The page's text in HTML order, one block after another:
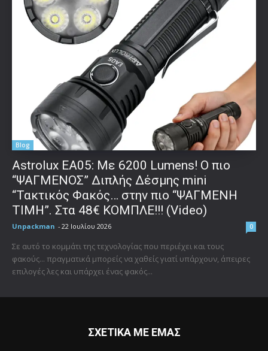
Blog
Astrolux ΕΑ05: Με 6200 Lumens! Ο πιο
“ΨΑΓΜΕΝΟΣ” Διπλής Δέσμης mini
“Τακτικός Φακός… στην πιο “ΨΑΓΜΕΝΗ
ΤΙΜΗ”. Στα 48€ ΚΟΜΠΛΕ!!! (Video)
Unpackman - 22 Ιουλίου 2026 0
Σε αυτό το κομμάτι της τεχνολογίας που περιέχει και τους
φακούς... πραγματικά μπορείς να χαθείς γιατί υπάρχουν, άπειρες
επιλογές λες και υπάρχει ένας φακός...
ΣΧΕΤΙΚΑ ΜΕ ΕΜΑΣ